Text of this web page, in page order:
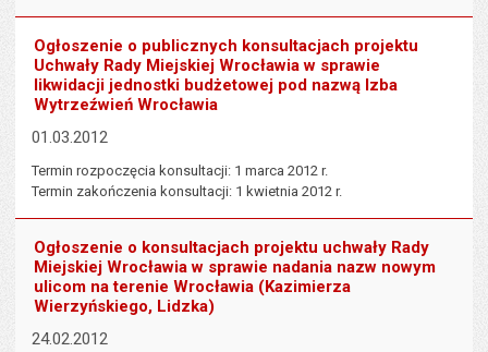
Ogłoszenie o publicznych konsultacjach projektu
Uchwały Rady Miejskiej Wrocławia w sprawie
likwidacji jednostki budżetowej pod nazwą Izba
Wytrzeźwień Wrocławia
01.03.2012
Termin rozpoczęcia konsultacji: 1 marca 2012 r.
Termin zakończenia konsultacji: 1 kwietnia 2012 r.
Ogłoszenie o konsultacjach projektu uchwały Rady
Miejskiej Wrocławia w sprawie nadania nazw nowym
ulicom na terenie Wrocławia (Kazimierza
Wierzyńskiego, Lidzka)
24.02.2012